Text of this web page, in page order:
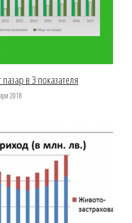
в 3 показателя
2018